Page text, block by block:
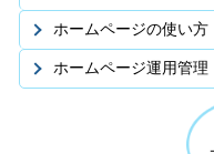
ホームページの使い方
ホームページ運用管理